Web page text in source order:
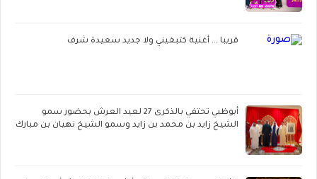
قريبا ... أغنية كتبغيني ولا جديد سعيدة شرف
أبوظبي تحتفي بالذكرى 27 لعيد العرش بحضور سمو
الشيخ زايد بن محمد بن زايد وسمو الشيخ نهيان بن مبارك